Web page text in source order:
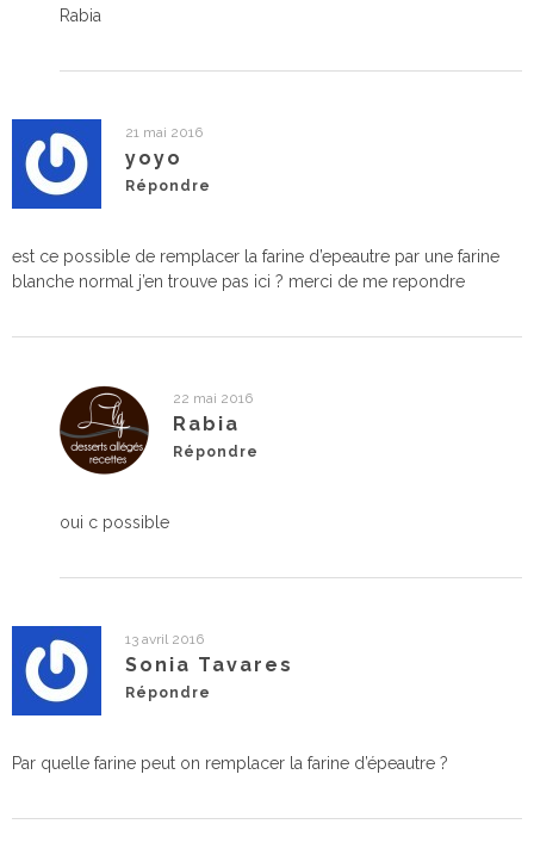
Rabia
21 mai 2016
yoyo
Répondre
est ce possible de remplacer la farine d’epeautre par une farine
blanche normal j’en trouve pas ici ? merci de me repondre
22 mai 2016
Rabia
Répondre
oui c possible
13 avril 2016
Sonia Tavares
Répondre
Par quelle farine peut on remplacer la farine d’épeautre ?